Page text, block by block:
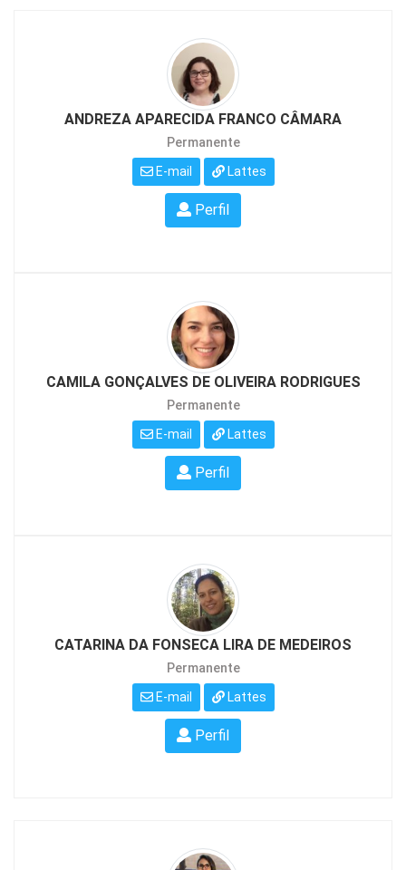
ANDREZA APARECIDA FRANCO CÂMARA
Permanente
E-mail Lattes
Perfil
CAMILA GONÇALVES DE OLIVEIRA RODRIGUES
Permanente
E-mail Lattes
Perfil
CATARINA DA FONSECA LIRA DE MEDEIROS
Permanente
E-mail Lattes
Perfil